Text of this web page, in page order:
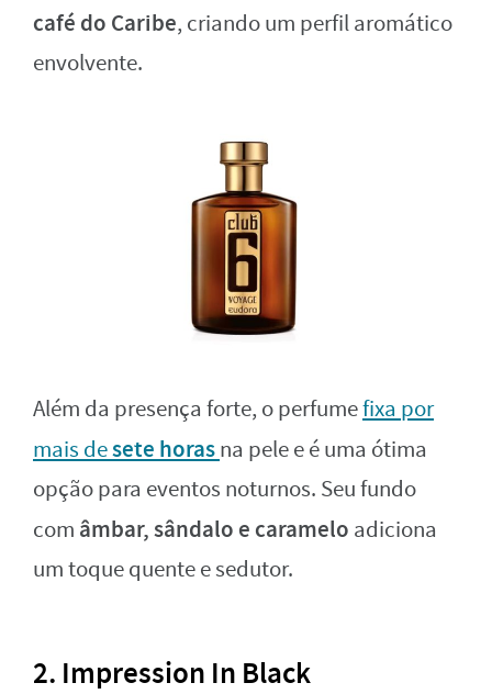
café do Caribe, criando um perfil aromático
envolvente.
Além da presença forte, o perfumefixa por
mais desete horasna pele e é uma ótima
opção para eventos noturnos. Seu fundo
com âmbar, sândalo e caramelo adiciona
um toque quente e sedutor.
2. Impression In Black